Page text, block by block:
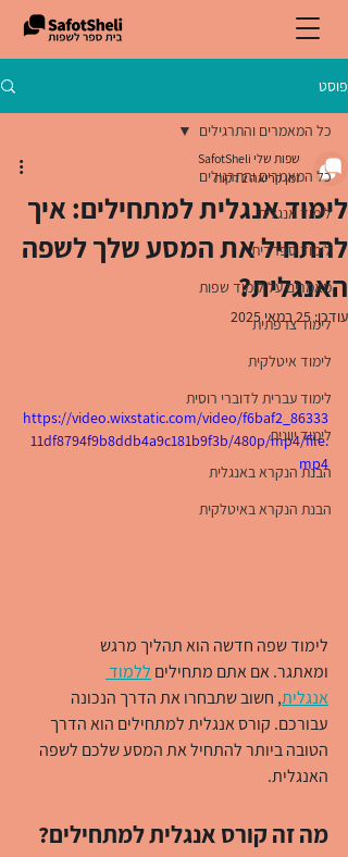
פוסט
כל המאמרים והתרגילים
לימוד אנגלית
לימוד ספרדית
מאמרים על לימוד שפות
לימוד צרפתית
לימוד איטלקית
לימוד עברית לדוברי רוסית
לימוד יוונית
הבנת הנקרא באנגלית
הבנת הנקרא באיטלקית
כל המאמרים והתרגילים
לימוד אנגלית למתחילים: איך
להתחיל את המסע שלך לשפה
האנגלית?
שפות שלי SafotSheli
זמן קריאה 2 דקות
עודכן:25 במאי 2025
https://video.wixstatic.com/video/f6baf2_86333
11df8794f9b8ddb4a9c181b9f3b/480p/mp4/file.
mp4
לימוד שפה חדשה הוא תהליך מרגש
ומאתגר. אם אתם מתחילים ללמוד
אנגלית, חשוב שתבחרו את הדרך הנכונה
עבורכם. קורס אנגלית למתחילים הוא הדרך
הטובה ביותר להתחיל את המסע שלכם לשפה
האנגלית.
מה זה קורס אנגלית למתחילים?